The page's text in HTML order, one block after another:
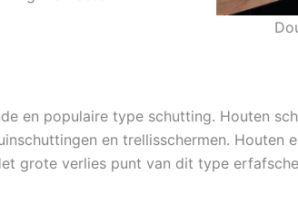
en populaire type schutting. Houten
en trellisschermen. Houten
grote verlies punt van dit type